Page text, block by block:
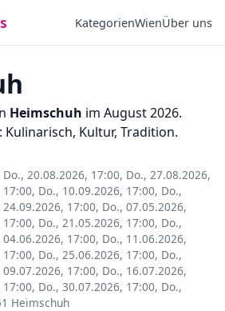
KategorienWienÜber uns
Heimschuh im August 2026.
Kultur, Tradition.
Do., 20.08.2026, 17:00, Do., 27.08.2026,
, Do., 10.09.2026, 17:00, Do.,
24.09.2026, 17:00, Do., 07.05.2026,
, Do., 21.05.2026, 17:00, Do.,
04.06.2026, 17:00, Do., 11.06.2026,
, Do., 25.06.2026, 17:00, Do.,
09.07.2026, 17:00, Do., 16.07.2026,
, Do., 30.07.2026, 17:00, Do.,
Heimschuh